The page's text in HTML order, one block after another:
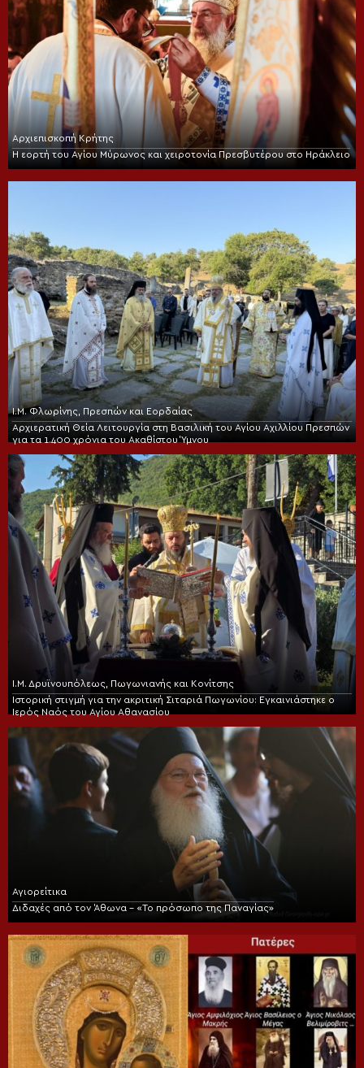
Αρχιεπισκοπή Κρήτης
Η εορτή του Αγίου Μύρωνος και χειροτονία Πρεσβυτέρου στο Ηράκλειο
Ι.Μ. Φλωρίνης, Πρεσπών και Εορδαίας
Αρχιερατική Θεία Λειτουργία στη Βασιλική του Αγίου Αχιλλίου Πρεσπών
για τα 1.400 χρόνια του Ακαθίστου Ύμνου
Ι.Μ. Δρυϊνουπόλεως, Πωγωνιανής και Κονίτσης
Ιστορική στιγμή για την ακριτική Σιταριά Πωγωνίου: Εγκαινιάστηκε ο
Ιερός Ναός του Αγίου Αθανασίου
Αγιορείτικα
Διδαχές από τον Άθωνα – «Το πρόσωπο της Παναγίας»